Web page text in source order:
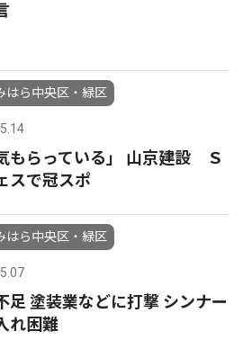
はら中央区・緑区
もらっている」 山京建設 Ｓ
スで冠スポ
はら中央区・緑区
足 塗装業などに打撃 シンナー
れ困難